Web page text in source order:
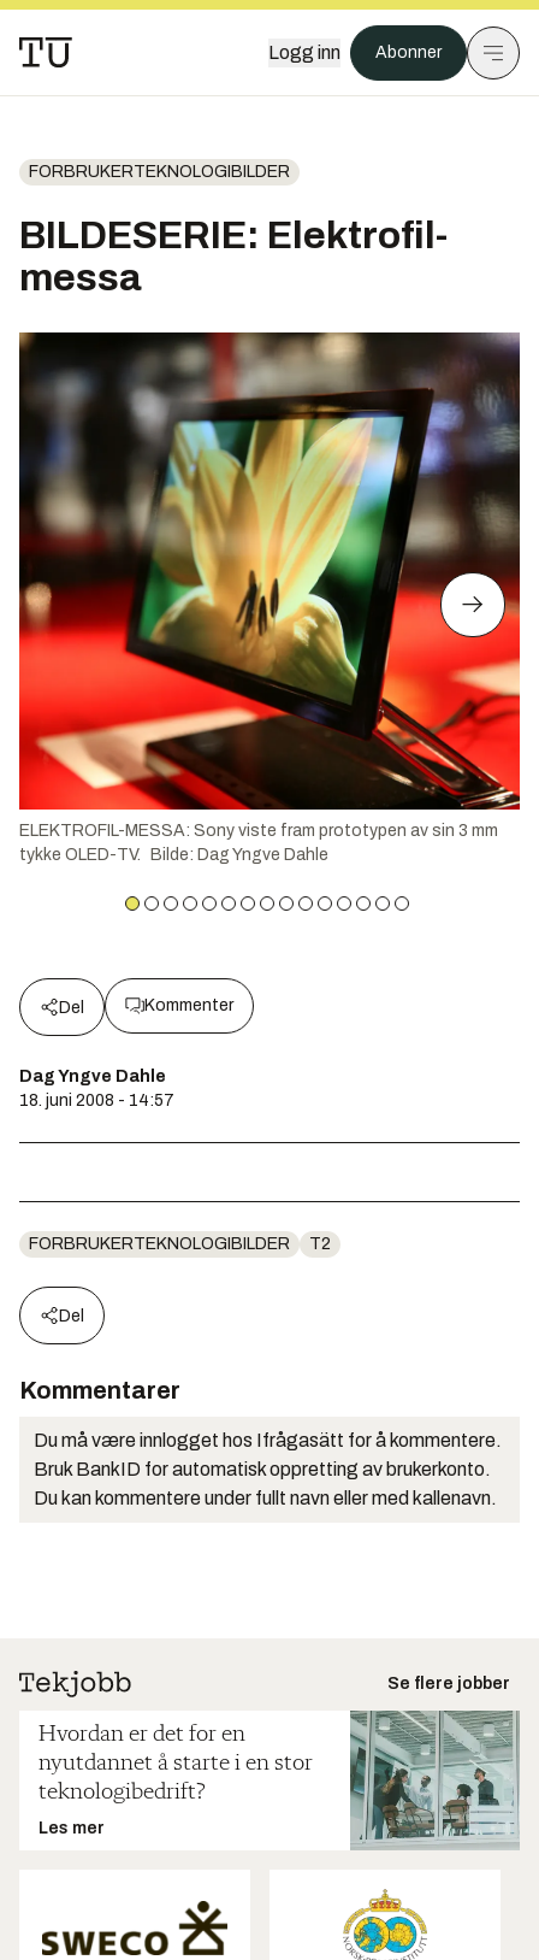
Logg inn Abonner
FORBRUKERTEKNOLOGIBILDER
BILDESERIE: Elektrofil-
messa
ELEKTROFIL-MESSA: Sony viste fram prototypen av sin 3 mm
tykke OLED-TV.
Bilde: Dag Yngve Dahle
Del Kommenter
Dag Yngve Dahle
18. juni 2008 - 14:57
FORBRUKERTEKNOLOGIBILDER T2
Del
Kommentarer
Du må være innlogget hos Ifrågasätt for å kommentere.
Bruk BankID for automatisk oppretting av brukerkonto.
Du kan kommentere under fullt navn eller med kallenavn.
Se flere jobber
Hvordan er det for en
nyutdannet å starte i en stor
teknologibedrift?
Les mer